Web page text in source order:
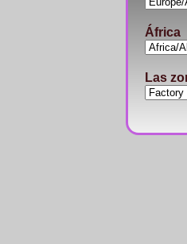
África
Las